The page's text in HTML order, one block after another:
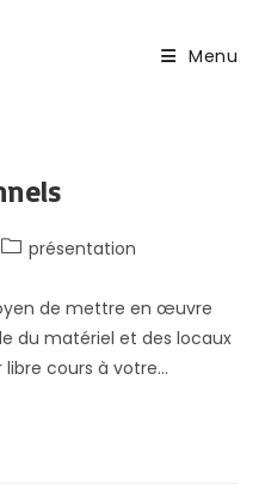
Menu
Postprésentation
de mettre en œuvre
du matériel et des locaux
libre cours à votre…